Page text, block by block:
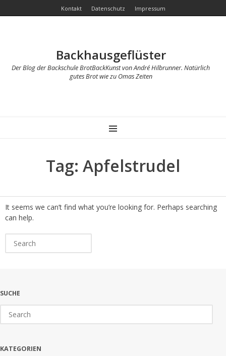
Kontakt Datenschutz Impressum
Backhausgeflüster
Der Blog der Backschule BrotBackKunst von André Hilbrunner. Natürlich
gutes Brot wie zu Omas Zeiten
MENU
Tag: Apfelstrudel
It seems we can’t find what you’re looking for. Perhaps searching
can help.
for:
SUCHE
for:
KATEGORIEN